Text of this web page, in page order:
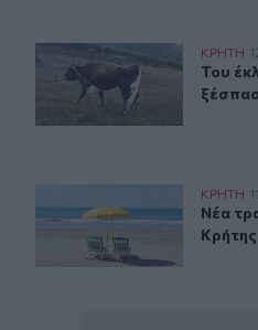
Πόμπια: Του έκλεψαν την
ΚΡΗΤΗ
Του
Του
Νέα τραγωδία σε παραλία
ΚΡΗΤΗ
Νέα
Νέα
Κρήτης